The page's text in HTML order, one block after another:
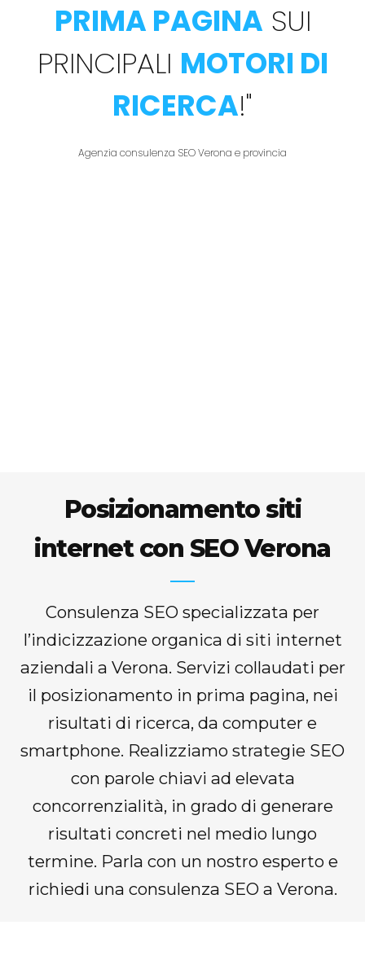
PRIMA PAGINA SUI
PRINCIPALI MOTORI DI
RICERCA!"
Agenzia consulenza SEO Verona e provincia
Posizionamento siti
internet con SEO Verona
Consulenza SEO specializzata per
l’indicizzazione organica di siti internet
aziendali a Verona. Servizi collaudati per
il posizionamento in prima pagina, nei
risultati di ricerca, da computer e
smartphone. Realizziamo strategie SEO
con parole chiavi ad elevata
concorrenzialità, in grado di generare
risultati concreti nel medio lungo
termine. Parla con un nostro esperto e
richiedi una consulenza SEO a Verona.